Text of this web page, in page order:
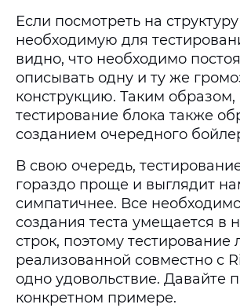
Если посмотреть на
необходимую для
видно, что необходимо
описывать одну и ту же
конструкцию. Таким образом,
тестирование блока также
созданием очередного
В свою очередь,
гораздо проще и выглядит
симпатичнее. Все
создания теста умещается в
строк, поэтому тестирование
реализованной совместно с
одно удовольствие. Давайте
конкретном примере.